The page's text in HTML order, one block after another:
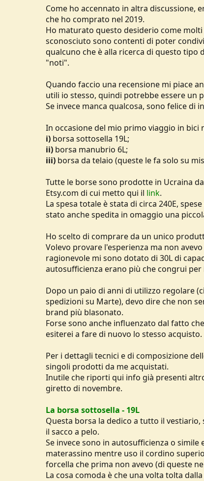
c
u
s
s
i
o
n
e
o
Come ho accennato in altra discussione,
che ho comprato nel 2019.
Ho maturato questo desiderio come
sconosciuto sono contenti di poter
qualcuno che è alla ricerca di questo
"noti".
Quando faccio una recensione mi piace
utili io stesso, quindi potrebbe essere un
Se invece manca qualcosa, sono felice
In occasione del mio primo viaggio in bici
i) borsa sottosella 19L;
ii) borsa manubrio 6L;
iii) borsa da telaio (queste le fa solo su
Tutte le borse sono prodotte in Ucraina
Etsy.com di cui metto qui il link.
La spesa totale è stata di circa 240E,
stato anche spedita in omaggio una
Ho scelto di comprare da un unico
Volevo provare l'esperienza ma non
ragionevole mi sono dotato di 30L di
autosufficienza erano più che congrui per
Dopo un paio di anni di utilizzo regolare
spedizioni su Marte), devo dire che non
brand più blasonato.
Forse sono anche influenzato dal fatto
esiterei a fare di nuovo lo stesso acquisto.
Per i dettagli tecnici e di composizione
singoli prodotti da me acquistati.
Inutile che riporti qui info già presenti
giretto di novembre.
La borsa sottosella - 19L
Questa borsa la dedico a tutto il
il sacco a pelo.
Se invece sono in autosufficienza o
materassino mentre uso il cordino
forcella che prima non avevo (di queste
La cosa comoda è che una volta tolta